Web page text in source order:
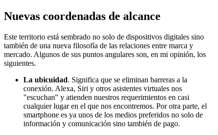
Nuevas coordenadas de alcance
Este territorio está sembrado no solo de dispositivos digitales sino
también de una nueva filosofía de las relaciones entre marca y
mercado. Algunos de sus puntos angulares son, en mi opinión, los
siguientes.
La ubicuidad. Significa que se eliminan barreras a la
conexión. Alexa, Siri y otros asistentes virtuales nos
"escuchan" y atienden nuestros requerimientos en casi
cualquier lugar en el que nos encontremos. Por otra parte, el
smartphone es ya unos de los medios preferidos no solo de
información y comunicación sino también de pago.